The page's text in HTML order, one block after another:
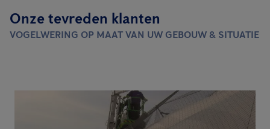
Onze tevreden klanten
VOGELWERING OP MAAT VAN UW GEBOUW & SITUATIE